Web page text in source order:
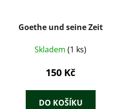
Goethe und seine Zeit
Skladem (1 ks)
150 Kč
DO KOŠÍKU